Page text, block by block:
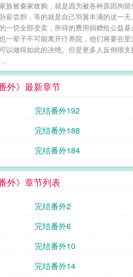
族被秦家收购，就是因为被各种原因拘
薪尝胆，等的就是自己羽翼丰满的这一
一切全部变卖，所得的费用捐赠给公益
一辈子不可能离开疗养院，他们将要在
以做得如此的决绝。但是更多人反倒很
外》最新章节
完结番外192
完结番外188
完结番外184
外》章节列表
完结番外2
完结番外6
完结番外10
完结番外14